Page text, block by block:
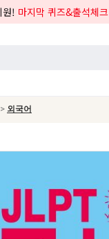
원! 마지막 퀴즈&출석체크
> 외국어